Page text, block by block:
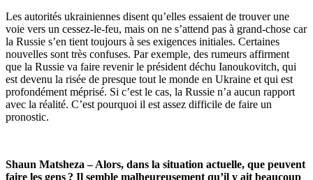
Les autorités ukrainiennes disent qu’elles essaient de trouver une
voie vers un cessez-le-feu, mais on ne s’attend pas à grand-chose car
la Russie s’en tient toujours à ses exigences initiales. Certaines
nouvelles sont très confuses. Par exemple, des rumeurs affirment
que la Russie va faire revenir le président déchu Ianoukovitch, qui
est devenu la risée de presque tout le monde en Ukraine et qui est
profondément méprisé. Si c’est le cas, la Russie n’a aucun rapport
avec la réalité. C’est pourquoi il est assez difficile de faire un
pronostic.
Shaun Matsheza – Alors, dans la situation actuelle, que peuvent
faire les gens ? Il semble malheureusement qu’il y ait beaucoup